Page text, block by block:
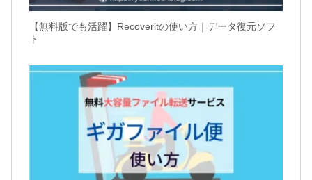
【無料版でも活躍】Recoveritの使い方｜データ復元ソフ
ト